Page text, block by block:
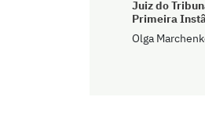
Juiz do
Primeira
Olga